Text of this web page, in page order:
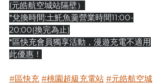
(元皓航空城站隔壁）
*兌換時間:土魠魚羹營業時間11:00-
20:00(換完為止)
*區快充會員獨享活動，漫遊充電不適用
此優惠！
#區快充 #桃園超級充電站 #元皓航空城